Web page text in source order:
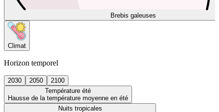
Brebis galeuses
Climat
Horizon temporel
2030 2050
2100
Température été
Hausse de la température moyenne en été
Nuits tropicales